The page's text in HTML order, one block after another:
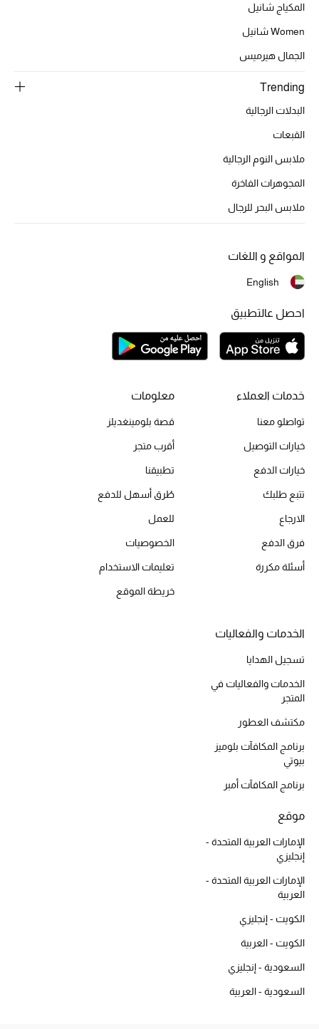
الحب للمحلي
حقائب وأحذية متطابقة
ركن الفخامة
جميع الملابس النسائية
جميع الحقائب النسائية
جميع الإكسسورات النسائية
الحقائب
الحقائب النسائية
دليل ملتزمات الحقائب
أبرز المصممين
تسوقوا الحقائب
الموسم الجديد
أحذية النسائية
تشكيلة الأحذية
الأحذية الرجالية
أبرز المصممين
المكياج شانيل
Women شانيل
الجمال هيرميس
Trending
البدلات الرجالية
القبعات
ملابس النوم الرجالية
المجوهرات الفاخرة
ملابس البحر للرجال
خدمات العملاء
تواصلو معنا
خيارات التوصيل
خيارات الدفع
تتبع طلبك
الارجاع
فرق الدفع
أسئلة مكررة
معلومات
قصة بلومينغديلز
أقرب متجر
تطبيقنا
طُرق أسهل للدفع
للعمل
الخصوصيات
تعليمات الاستخدام
خريطة الموقع
الخدمات والفعاليات
تسجيل الهدايا
الخدمات والفعاليات في
المتجر
مكتشف العطور
برنامج المكافآت بلوميز
بيوتي
برنامج المكافآت أمبر
موقع
الإمارات العربية المتحدة -
إنجليزي
الإمارات العربية المتحدة -
العربية
الكويت - إنجليزي
الكويت - العربية
السعودية - إنجليزي
السعودية - العربية
المواقع و اللغات
English
احصل عالتطبيق